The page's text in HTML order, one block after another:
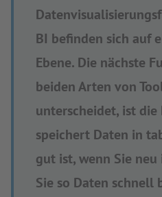
BI befinden sich auf
Ebene. Die nächste
beiden Arten von
unterscheidet, ist
speichert Daten in
gut ist, wenn Sie
Sie so Daten schnell